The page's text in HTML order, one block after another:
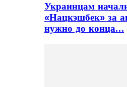
Украинцам
«Нацкэшбек» за
нужно до конца…